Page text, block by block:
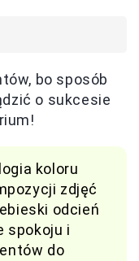
bo sposób
o sukcesie
koloru
zdjęć
odcień
spokoju i
do